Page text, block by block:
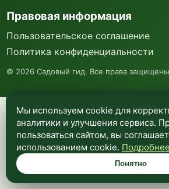
Мы используем куки и Яндекс
анализа посещаемости и
сайта. Подробнее —в политике
конфиденциальности.
Понятно
Правовая информация
Пользовательское соглашение
Политика конфиденциальности
© 2026 Садовый гид. Все права
Мы используем cookie для
аналитики и улучшения сервиса.
пользоваться сайтом, вы
использованием cookie. Подробнее
Понятно